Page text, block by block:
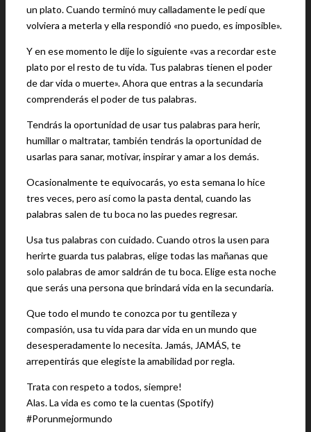
un plato. Cuando terminó muy calladamente le pedí que
volviera a meterla y ella respondió «no puedo, es imposible».
Y en ese momento le dije lo siguiente «vas a recordar este
plato por el resto de tu vida. Tus palabras tienen el poder
de dar vida o muerte». Ahora que entras a la secundaria
comprenderás el poder de tus palabras.
Tendrás la oportunidad de usar tus palabras para herir,
humillar o maltratar, también tendrás la oportunidad de
usarlas para sanar, motivar, inspirar y amar a los demás.
Ocasionalmente te equivocarás, yo esta semana lo hice
tres veces, pero así como la pasta dental, cuando las
palabras salen de tu boca no las puedes regresar.
Usa tus palabras con cuidado. Cuando otros la usen para
herirte guarda tus palabras, elige todas las mañanas que
solo palabras de amor saldrán de tu boca. Elige esta noche
que serás una persona que brindará vida en la secundaria.
Que todo el mundo te conozca por tu gentileza y
compasión, usa tu vida para dar vida en un mundo que
desesperadamente lo necesita. Jamás, JAMÁS, te
arrepentirás que elegiste la amabilidad por regla.
Trata con respeto a todos, siempre!
Alas. La vida es como te la cuentas (Spotify)
#Porunmejormundo